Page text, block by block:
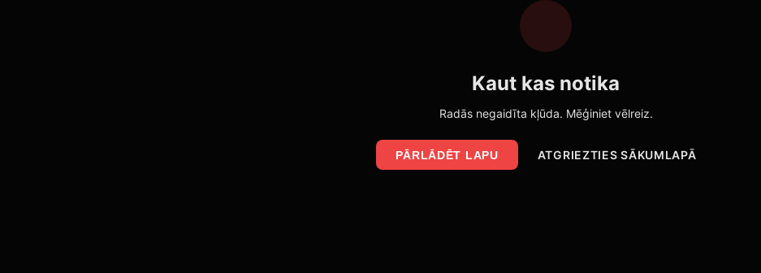
Kaut kas notika
Radās negaidīta kļūda. Mēģiniet vēlreiz.
PĀRLĀDĒT LAPU ATGRIEZTIES SĀKUMLAPĀ